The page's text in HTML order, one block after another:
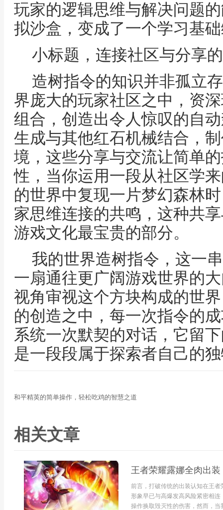
玩家的逻辑思维与解决问题
拟沙盒，变成了一个学习基
小标题，连接社区与分享
造树指令的知识并非孤立
界庞大的玩家社区之中，资
组合，创造出令人惊叹的自
生成与其他红石机械结合，
境，这些分享与交流让简单
性，当你运用一段从社区学
的世界中复现一片梦幻森林
家思维连接的共鸣，这种共
游戏文化最宝贵的部分。
我的世界造树指令，这一
一扇通往更广阔游戏世界的
视角审视这个方块构成的世
的创造之中，每一次指令的
系统一次默契的对话，它留
是一段段属于探索者自己的
和平精英的简单操作，轻松吃鸡的智慧之道
相关文章
王者荣耀露娜全肉出
前言，打破传统的出装认知在王
形象早已与高爆发高风险紧密相
操作换取毁灭性的伤害，然而，当